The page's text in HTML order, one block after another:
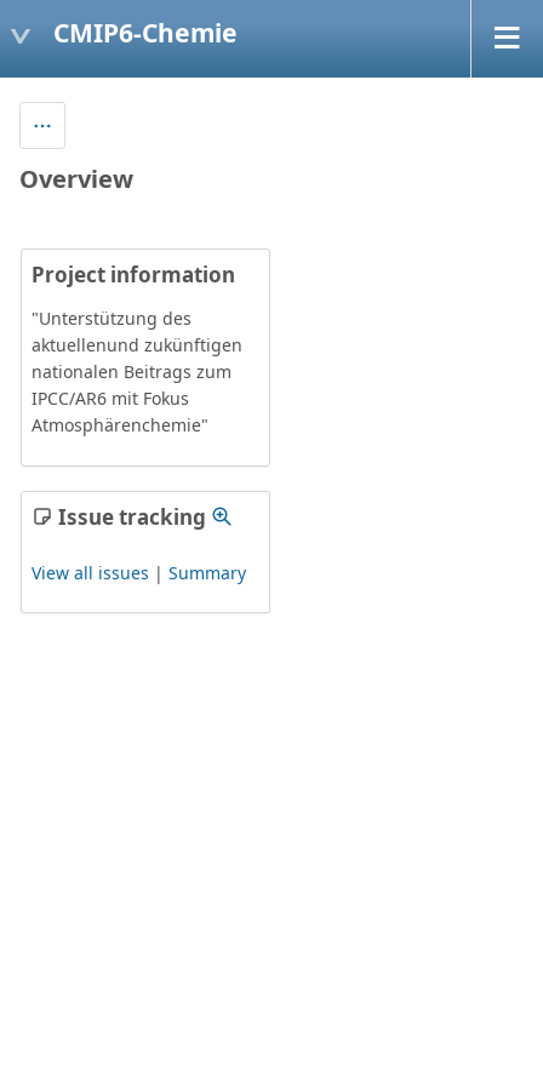
CMIP6-Chemie
Overview
Project information
"Unterstützung des
aktuellenund zukünftigen
nationalen Beitrags zum
IPCC/AR6 mit Fokus
Atmosphärenchemie"
Issue tracking
View all issues | Summary